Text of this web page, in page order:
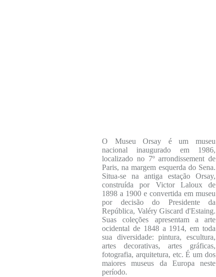
O Museu Orsay é um museu
nacional inaugurado em 1986,
localizado no 7º arrondissement de
Paris, na margem esquerda do Sena.
Situa-se na antiga estação Orsay,
construída por Victor Laloux de
1898 a 1900 e convertida em museu
por decisão do Presidente da
República, Valéry Giscard d'Estaing.
Suas coleções apresentam a arte
ocidental de 1848 a 1914, em toda
sua diversidade: pintura, escultura,
artes decorativas, artes gráficas,
fotografia, arquitetura, etc. É um dos
maiores museus da Europa neste
período.